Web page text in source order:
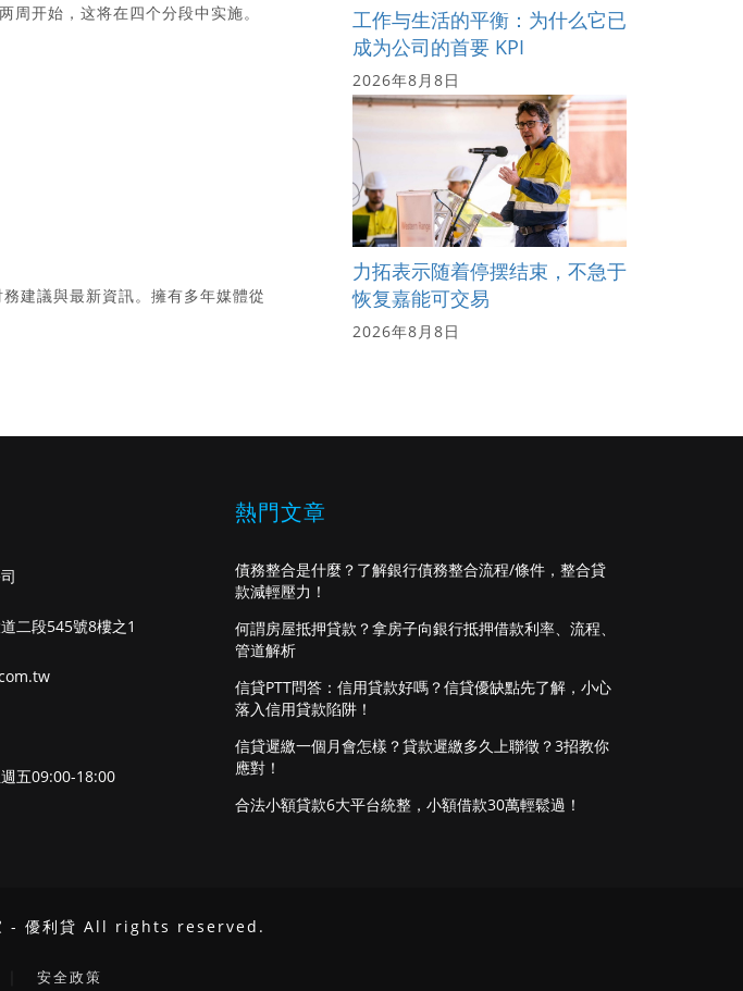
开始，这将在四个分段中实施。
建議與最新資訊。擁有多年媒體從
工作与生活的平衡：为什么它已
成为公司的首要 KPI
2026年8月8日
力拓表示随着停摆结束，不急于
恢复嘉能可交易
2026年8月8日
二段545號8樓之1
五09:00-18:00
熱門文章
債務整合是什麼？了解銀行債務整合流程/條件，整合貸
款減輕壓力！
何謂房屋抵押貸款？拿房子向銀行抵押借款利率、流程、
管道解析
信貸PTT問答：信用貸款好嗎？信貸優缺點先了解，小心
落入信用貸款陷阱！
信貸遲繳一個月會怎樣？貸款遲繳多久上聯徵？3招教你
應對！
合法小額貸款6大平台統整，小額借款30萬輕鬆過！
- 優利貸 All rights reserved.
安全政策